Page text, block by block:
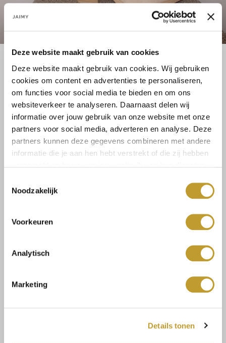
Deze website maakt gebruik van cookies
Deze website maakt gebruik van cookies. Wij gebruiken
cookies om content en advertenties te personaliseren,
om functies voor social media te bieden en om ons
websiteverkeer te analyseren. Daarnaast delen wij
informatie over jouw gebruik van onze website met onze
partners voor social media, adverteren en analyse. Deze
partners kunnen deze gegevens combineren met andere
informatie die je aan hen hebt verstrekt of die zij hebben
Noodzakelijk
Voorkeuren
Analytisch
Marketing
Details tonen
Maat:
Select a size
Voor 17.30u besteld, dezelfde dag verzonden
Gratis verzending vanaf €75,-